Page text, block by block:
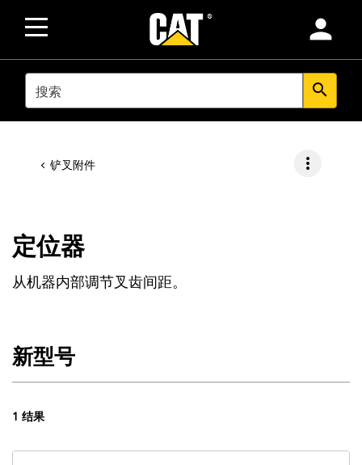
person
SEARCH search
铲叉附件 more_vert
定位器
从机器内部调节叉齿间距。
新型号
1 结果